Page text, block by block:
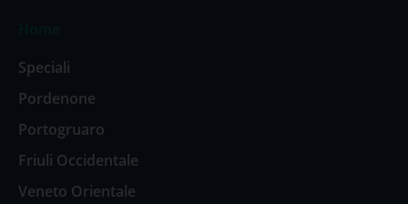
Speciali
Pordenone
Portogruaro
Friuli Occidentale
Veneto Orientale